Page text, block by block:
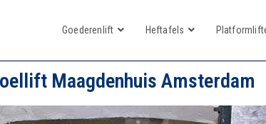
Goederenlift Heftafels
Maagdenhuis Amsterdam